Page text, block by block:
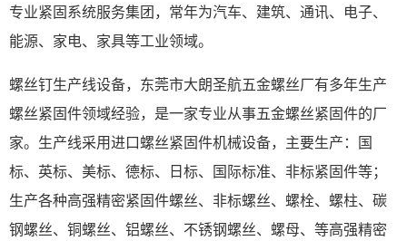
专业紧固系统服务集团，常年为汽车、建筑、通讯、电子、
能源、家电、家具等工业领域。
螺丝钉生产线设备，东莞市大朗圣航五金螺丝厂有多年生产
螺丝紧固件领域经验，是一家专业从事五金螺丝紧固件的厂
家。生产线采用进口螺丝紧固件机械设备，主要生产：国
标、英标、美标、德标、日标、国际标准、非标紧固件等；
生产各种高强精密紧固件螺丝、非标螺丝、螺栓、螺柱、碳
钢螺丝、铜螺丝、铝螺丝、不锈钢螺丝、螺母、等高强精密